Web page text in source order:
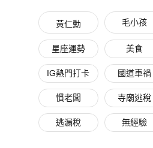
黃仁勳 毛小孩
星座運勢 美食
IG熱門打卡 國道車禍
慣老闆 寺廟逃稅
逃漏稅 無經驗